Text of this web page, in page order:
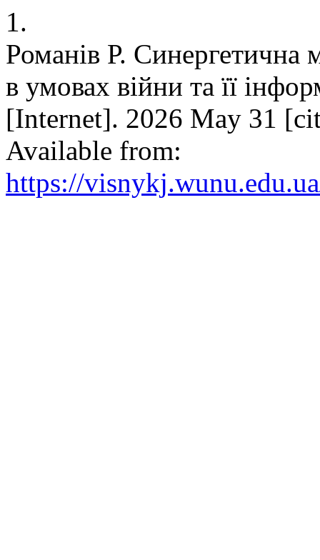
1.
Романів Р. Синергетична
в умовах війни та її
[Internet]. 2026 May 31
Available from:
https://